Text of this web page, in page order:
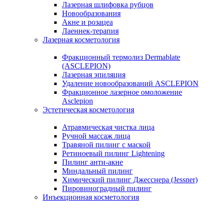
Лазерная шлифовка рубцов
Новообразования
Акне и розацеа
Лаеннек-терапия
Лазерная косметология
Фракционный термолиз Dermablate
(ASCLEPION)
Лазерная эпиляция
Удаление новообразований ASCLEPION
Фракционное лазерное омоложение
Asclepion
Эстетическая косметология
Атравмическая чистка лица
Ручной массаж лица
Травяной пилинг с маской
Ретиноевый пилинг Lightening
Пилинг анти-акне
Миндальный пилинг
Химический пилинг Джесснера (Jessner)
Пировиноградный пилинг
Инъекционная косметология